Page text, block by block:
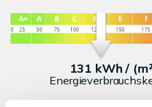
131 kWh /